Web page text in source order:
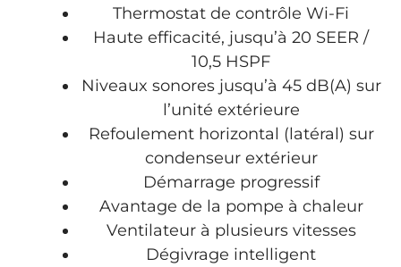
Thermostat de contrôle Wi-Fi
Haute efficacité, jusqu’à 20 SEER /
10,5 HSPF
Niveaux sonores jusqu’à 45 dB(A) sur
l’unité extérieure
Refoulement horizontal (latéral) sur
condenseur extérieur
Démarrage progressif
Avantage de la pompe à chaleur
Ventilateur à plusieurs vitesses
Dégivrage intelligent